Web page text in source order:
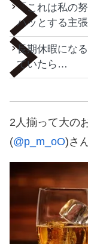
「これは私の
ハッとする主張
長期休暇にな
ていたら…
2人揃って大の
(@p_m_oO)さ